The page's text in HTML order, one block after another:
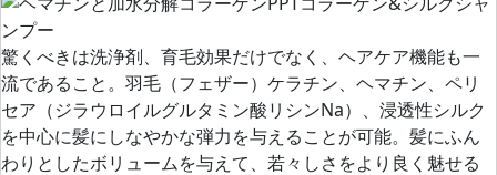
驚くべきは洗浄剤、育毛効果だけでなく、 ヘアケア機能も一
流であること。羽毛（フェザー）ケラチン、ヘマチン、ペリ
セア（ジラウロイルグルタミン酸リシンNa）、浸透性シルク
を中心に髪にしなやかな弾力を与えることが可能。 髪にふん
わりとしたボリュームを与えて、若々しさをより良く魅せる